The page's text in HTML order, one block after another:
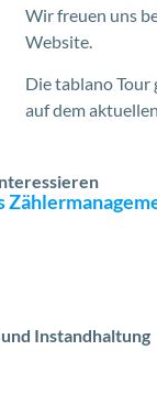
Wir freuen uns
Website.
Die tablano Tour
auf dem
Instandhaltung